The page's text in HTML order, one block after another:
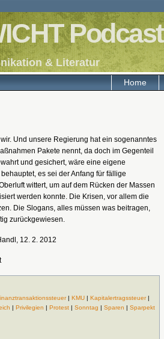
Podcast
& Literatur
Home
Und unsere Regierung hat ein sogenanntes
Pakete nennt, da doch im Gegenteil
und gesichert, wäre eine eigene
es sei der Anfang für fällige
wittert, um auf dem Rücken der Massen
werden konnte. Die Krisen, vor allem die
Die Slogans, alles müssen was beitragen,
zurückgewiesen.
12. 2. 2012
| KMU | Kapitalertragssteuer|
| Privilegien | Protest | Sonntag | Sparen | Sparpekt